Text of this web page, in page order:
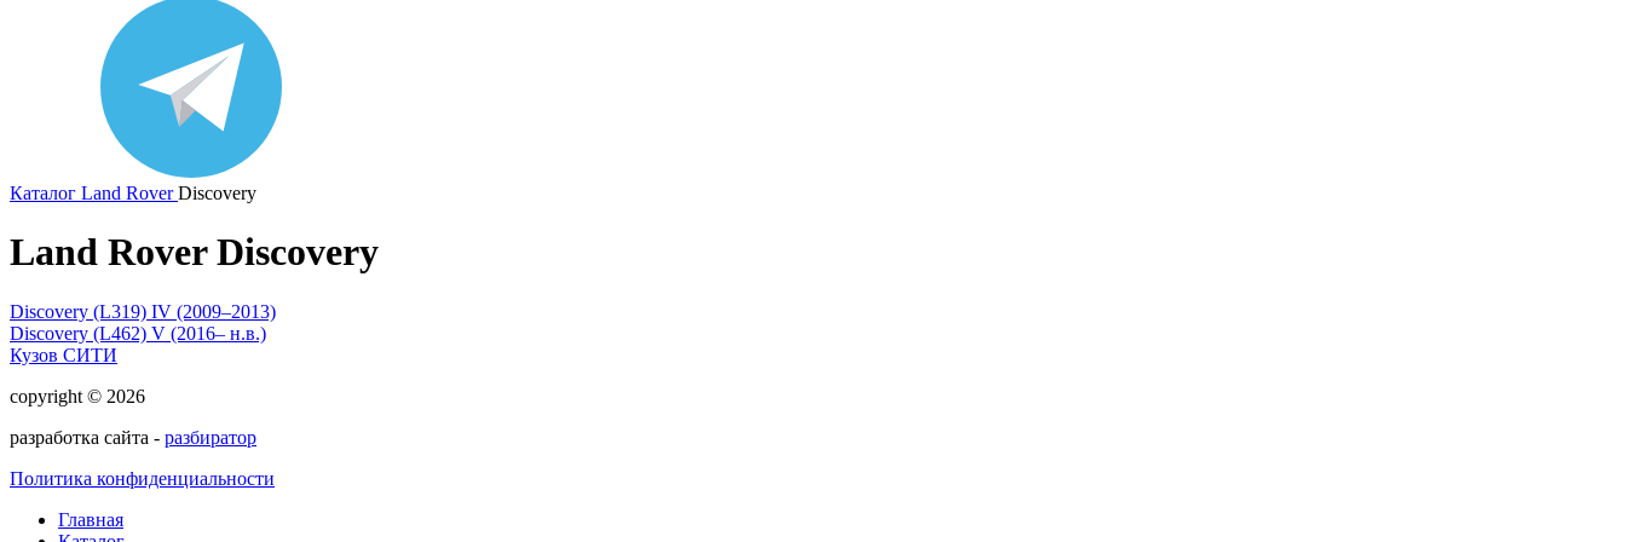
Каталог Land Rover Discovery
Land Rover Discovery
Discovery (L319) IV (2009–2013)
Discovery (L462) V (2016– н.в.)
Кузов СИТИ
copyright © 2026
разработка сайта - разбиратор
Политика конфиденциальности
Главная